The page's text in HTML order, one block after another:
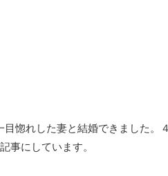
惚れした妻と結婚できました。
事にしています。